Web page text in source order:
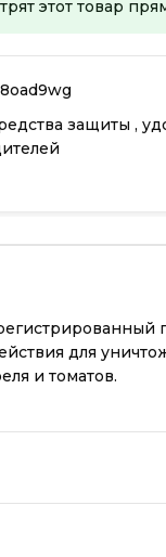
этот товар
защиты ,
для
и томатов.